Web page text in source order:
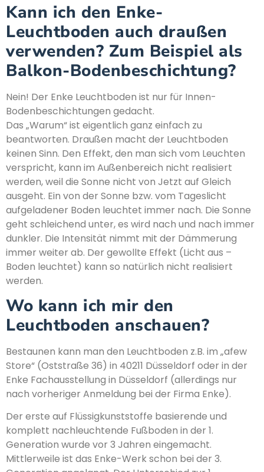
Kann ich den Enke-
Leuchtboden auch draußen
verwenden? Zum Beispiel als
Balkon-Bodenbeschichtung?
Nein! Der Enke Leuchtboden ist nur für Innen-
Bodenbeschichtungen gedacht.
Das „Warum“ ist eigentlich ganz einfach zu
beantworten. Draußen macht der Leuchtboden
keinen Sinn. Den Effekt, den man sich vom Leuchten
verspricht, kann im Außenbereich nicht realisiert
werden, weil die Sonne nicht von Jetzt auf Gleich
ausgeht. Ein von der Sonne bzw. vom Tageslicht
aufgeladener Boden leuchtet immer nach. Die Sonne
geht schleichend unter, es wird nach und nach immer
dunkler. Die Intensität nimmt mit der Dämmerung
immer weiter ab. Der gewollte Effekt (Licht aus –
Boden leuchtet) kann so natürlich nicht realisiert
werden.
Wo kann ich mir den
Leuchtboden anschauen?
Bestaunen kann man den Leuchtboden z.B. im „afew
Store“ (Oststraße 36) in 40211 Düsseldorf oder in der
Enke Fachausstellung in Düsseldorf (allerdings nur
nach vorheriger Anmeldung bei der Firma Enke).
Der erste auf Flüssigkunststoffe basierende und
komplett nachleuchtende Fußboden in der 1.
Generation wurde vor 3 Jahren eingemacht.
Mittlerweile ist das Enke-Werk schon bei der 3.